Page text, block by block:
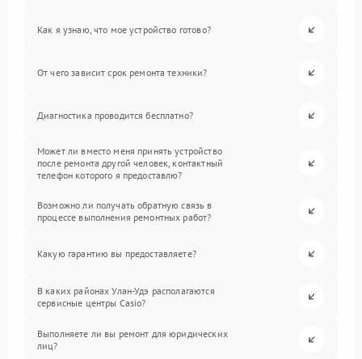
Как я узнаю, что мое устройство готово?
От чего зависит срок ремонта техники?
Диагностика проводится бесплатно?
Может ли вместо меня принять устройство
после ремонта другой человек, контактный
телефон которого я предоставлю?
Возможно ли получать обратную связь в
процессе выполнения ремонтных работ?
Какую гарантию вы предоставляете?
В каких районах Улан-Удэ располагаются
сервисные центры Casio?
Выполняете ли вы ремонт для юридических
лиц?